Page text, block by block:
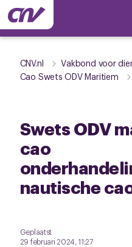
CNV.nl Vakbond voor
Cao Swets ODV Maritiem
Swets ODV
cao
nautische
Geplaatst
29 februari 2024, 11:27